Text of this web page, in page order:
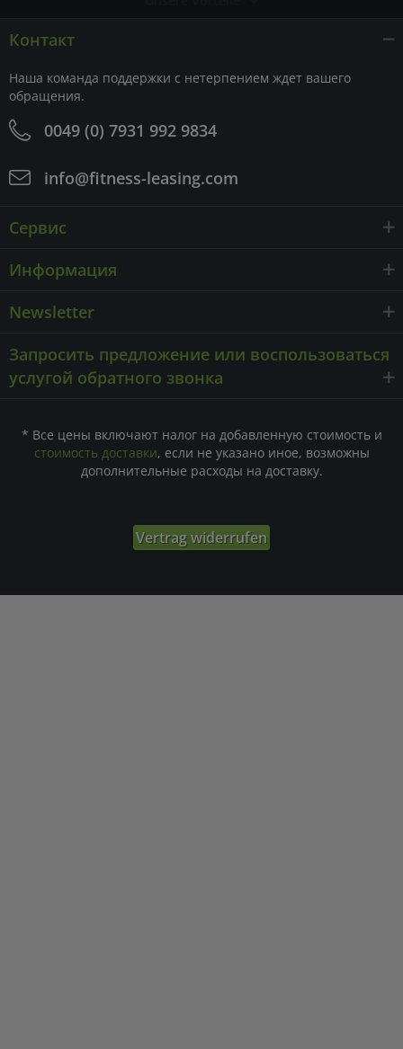
Контакт
Наша команда поддержки с нетерпением ждет вашего
обращения.
0049 (0) 7931 992 9834
info@fitness-leasing.com
Сервис
Информация
Newsletter
Запросить предложение или воспользоваться
услугой обратного звонка
* Все цены включают налог на добавленную стоимость и
стоимость доставки, если не указано иное, возможны
дополнительные расходы на доставку.
Vertrag widerrufen